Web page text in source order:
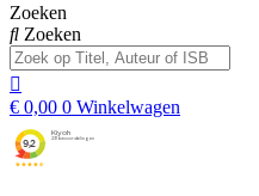
Zoeken
Zoeken
€ 0,00 0 Winkelwagen